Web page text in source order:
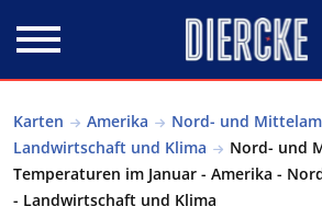
Karten Amerika
Nord- und
Landwirtschaft und Klima
Nord- und
Temperaturen im Januar - Amerika -
- Landwirtschaft und Klima